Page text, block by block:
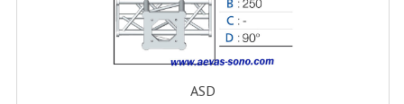
Boules À Facettes
Changeurs De Couleurs
ASD